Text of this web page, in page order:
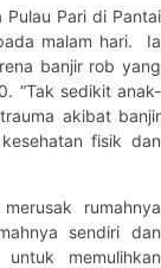
Pari di Pantai
malam hari. Ia
banjir rob yang
“Tak sedikit anak-
akibat banjir
fisik dan
rumahnya
sendiri dan
memulihkan